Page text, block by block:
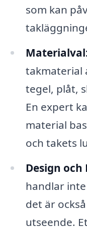
som kan
takmaterial
tegel, plåt,
En expert
material
och takets
Design och
handlar
det är
utseende.